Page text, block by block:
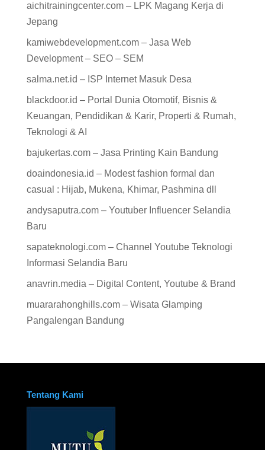
aichitrainingcenter.com – LPK Magang Kerja di
Jepang
kamiwebdevelopment.com – Jasa Web
Development – SEO – SEM
salma.net.id – ISP Internet Masuk Desa
blackdoor.id – Portal Dunia Otomotif, Bisnis &
Keuangan, Pendidikan & Karir, Properti & Rumah,
Teknologi & AI
bajukertas.com – Jasa Printing Kain Bandung
doaindonesia.id – Modest fashion formal dan
casual : Hijab, Mukena, Khimar, Pashmina dll
andysaputra.com – Youtuber Influencer Selandia
Baru
sapateknologi.com – Channel Youtube Teknologi
Informasi Selandia Baru
anavrin.media – Digital Content, Youtube & Brand
muararahonghills.com – Wisata Glamping
Pangalengan Bandung
Tentang Kami